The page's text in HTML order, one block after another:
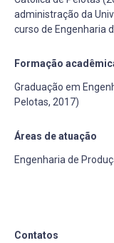
administração da
curso de Engenharia
Formação
Graduação em
Pelotas, 2017)
Áreas de atuação
Engenharia de
Contatos